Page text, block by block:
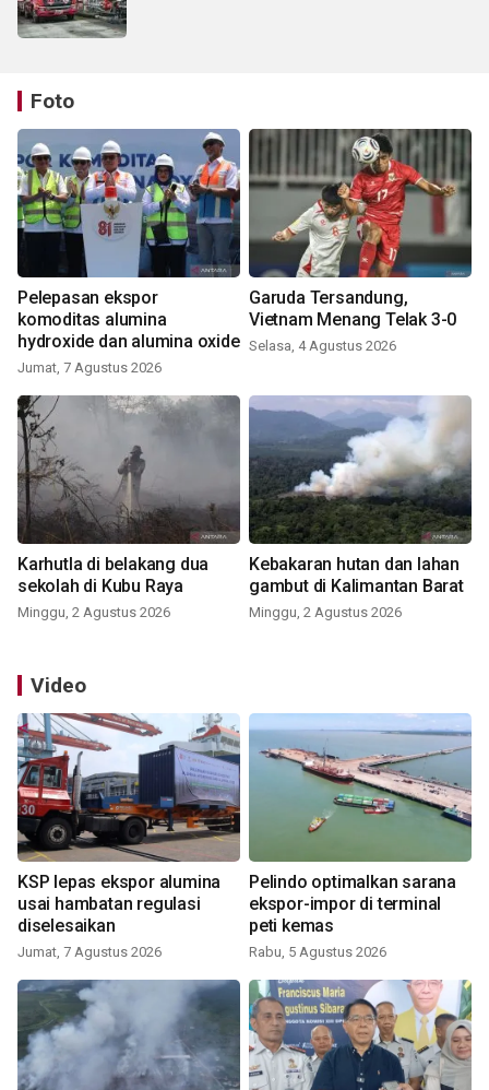
Foto
Pelepasan ekspor
komoditas alumina
hydroxide dan alumina oxide
Jumat, 7 Agustus 2026
Garuda Tersandung,
Vietnam Menang Telak 3-0
Selasa, 4 Agustus 2026
Karhutla di belakang dua
sekolah di Kubu Raya
Minggu, 2 Agustus 2026
Kebakaran hutan dan lahan
gambut di Kalimantan Barat
Minggu, 2 Agustus 2026
Video
KSP lepas ekspor alumina
usai hambatan regulasi
diselesaikan
Jumat, 7 Agustus 2026
Pelindo optimalkan sarana
ekspor-impor di terminal
peti kemas
Rabu, 5 Agustus 2026